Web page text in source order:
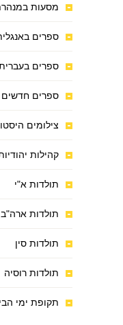
מסעות
ספרים
ספרים
ספרים חדשים
צילומים
קהילות
תולדות א"י
תולדות ארה"ב
תולדות סין
תולדות רוסיה
תקופת ימי